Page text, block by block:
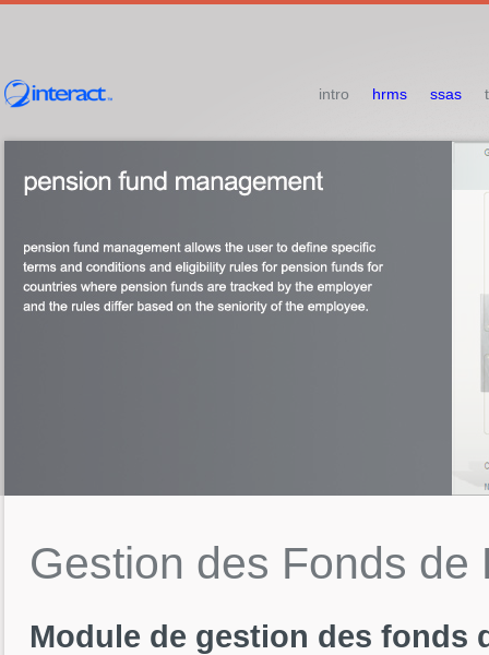
intro hrms ssas
Gestion des Fonds de
Module de gestion des fonds